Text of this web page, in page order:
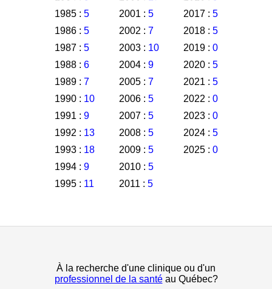
1985 : 5
1986 : 5
1987 : 5
1988 : 6
1989 : 7
1990 : 10
1991 : 9
1992 : 13
1993 : 18
1994 : 9
1995 : 11
2001 : 5
2002 : 7
2003 : 10
2004 : 9
2005 : 7
2006 : 5
2007 : 5
2008 : 5
2009 : 5
2010 : 5
2011 : 5
2017 : 5
2018 : 5
2019 : 0
2020 : 5
2021 : 5
2022 : 0
2023 : 0
2024 : 5
2025 : 0
À la recherche d'une clinique ou d'un
professionnel de la santéau Québec?